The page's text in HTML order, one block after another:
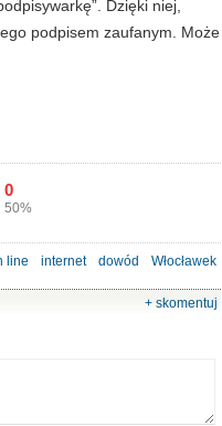
Dzięki niej,
podpisem zaufanym. Może
0
50%
line internet dowód Włocławek
+ skomentuj